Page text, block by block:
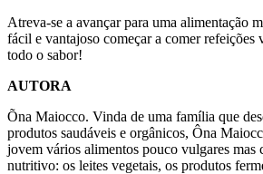
Atreva-se a avançar para uma alimentação
fácil e vantajoso começar a comer
todo o sabor!
AUTORA
Õna Maiocco. Vinda de uma família que
produtos saudáveis e orgânicos, Ôna
jovem vários alimentos pouco vulgares mas
nutritivo: os leites vegetais, os produtos